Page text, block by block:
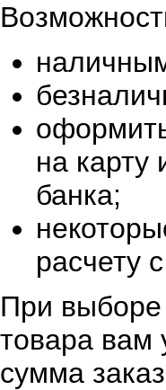
на карту
банка;
расчету
При выборе
товара вам
сумма